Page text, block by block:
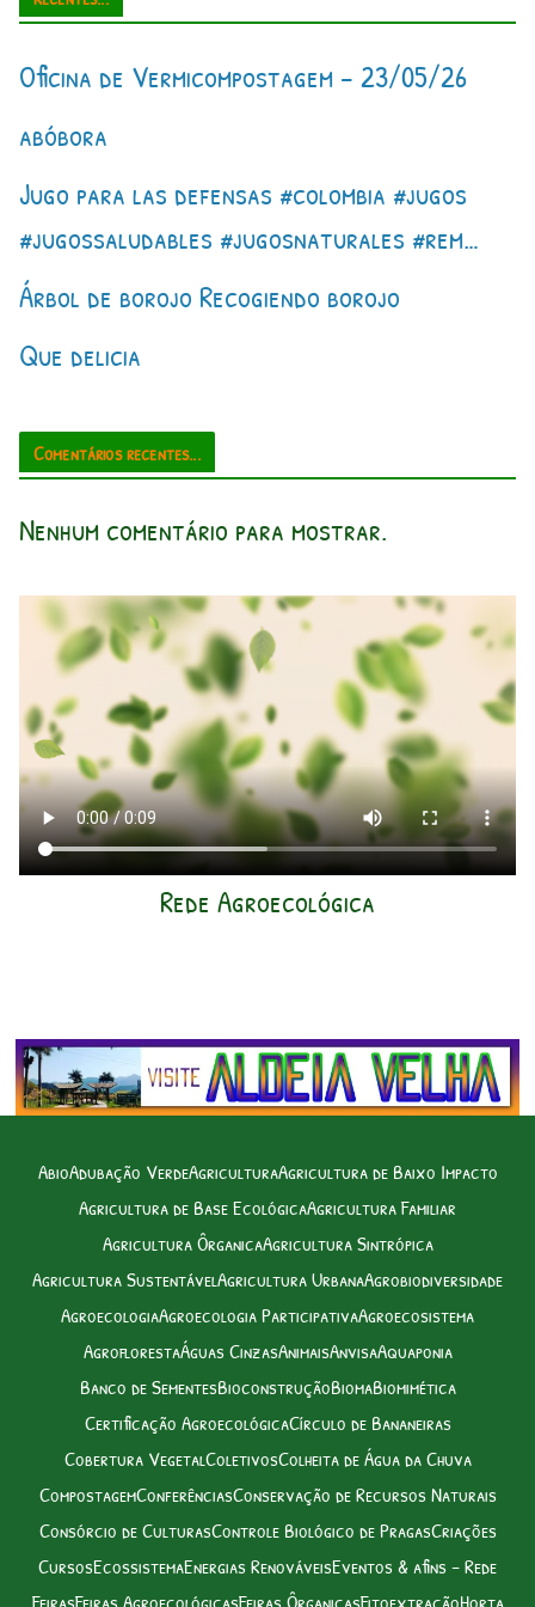
Oficina de Vermicompostagem – 23/05/26
abóbora
Jugo para las defensas #colombia #jugos
#jugossaludables #jugosnaturales #rem…
Árbol de borojo Recogiendo borojo
Que delicia
Comentários recentes...
Nenhum comentário para mostrar.
Rede Agroecológica
AbioAdubação VerdeAgriculturaAgricultura de Baixo Impacto
Agricultura de Base EcológicaAgricultura Familiar
Agricultura ÔrganicaAgricultura Sintrópica
Agricultura SustentávelAgricultura UrbanaAgrobiodiversidade
AgroecologiaAgroecologia ParticipativaAgroecosistema
AgroflorestaÁguas CinzasAnimaisAnvisaAquaponia
Banco de SementesBioconstruçãoBiomaBiomimética
Certificação AgroecológicaCírculo de Bananeiras
Cobertura VegetalColetivosColheita de Água da Chuva
CompostagemConferênciasConservação de Recursos Naturais
Consórcio de CulturasControle Biológico de PragasCriações
CursosEcossistemaEnergias RenováveisEventos & afins – Rede
FeirasFeiras AgroecológicasFeiras ÔrganicasFitoextraçãoHorta